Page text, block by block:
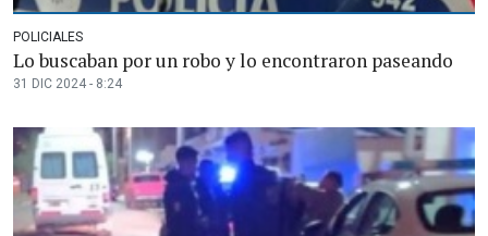
POLICIALES
Lo buscaban por un robo y lo encontraron paseando
31 DIC 2024 - 8:24